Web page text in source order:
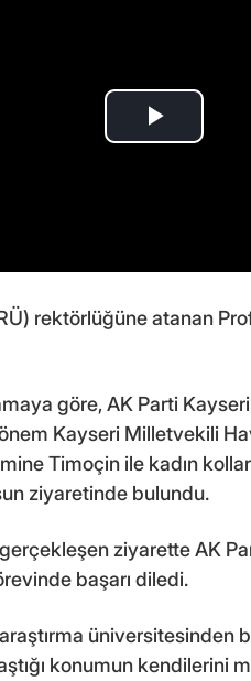
rektörlüğüne atanan
göre, AK Parti
Kayseri Milletvekili
Timoçin ile kadın
ziyaretinde bulundu.
ziyarette AK
başarı diledi.
üniversitesinden
konumun kendilerini